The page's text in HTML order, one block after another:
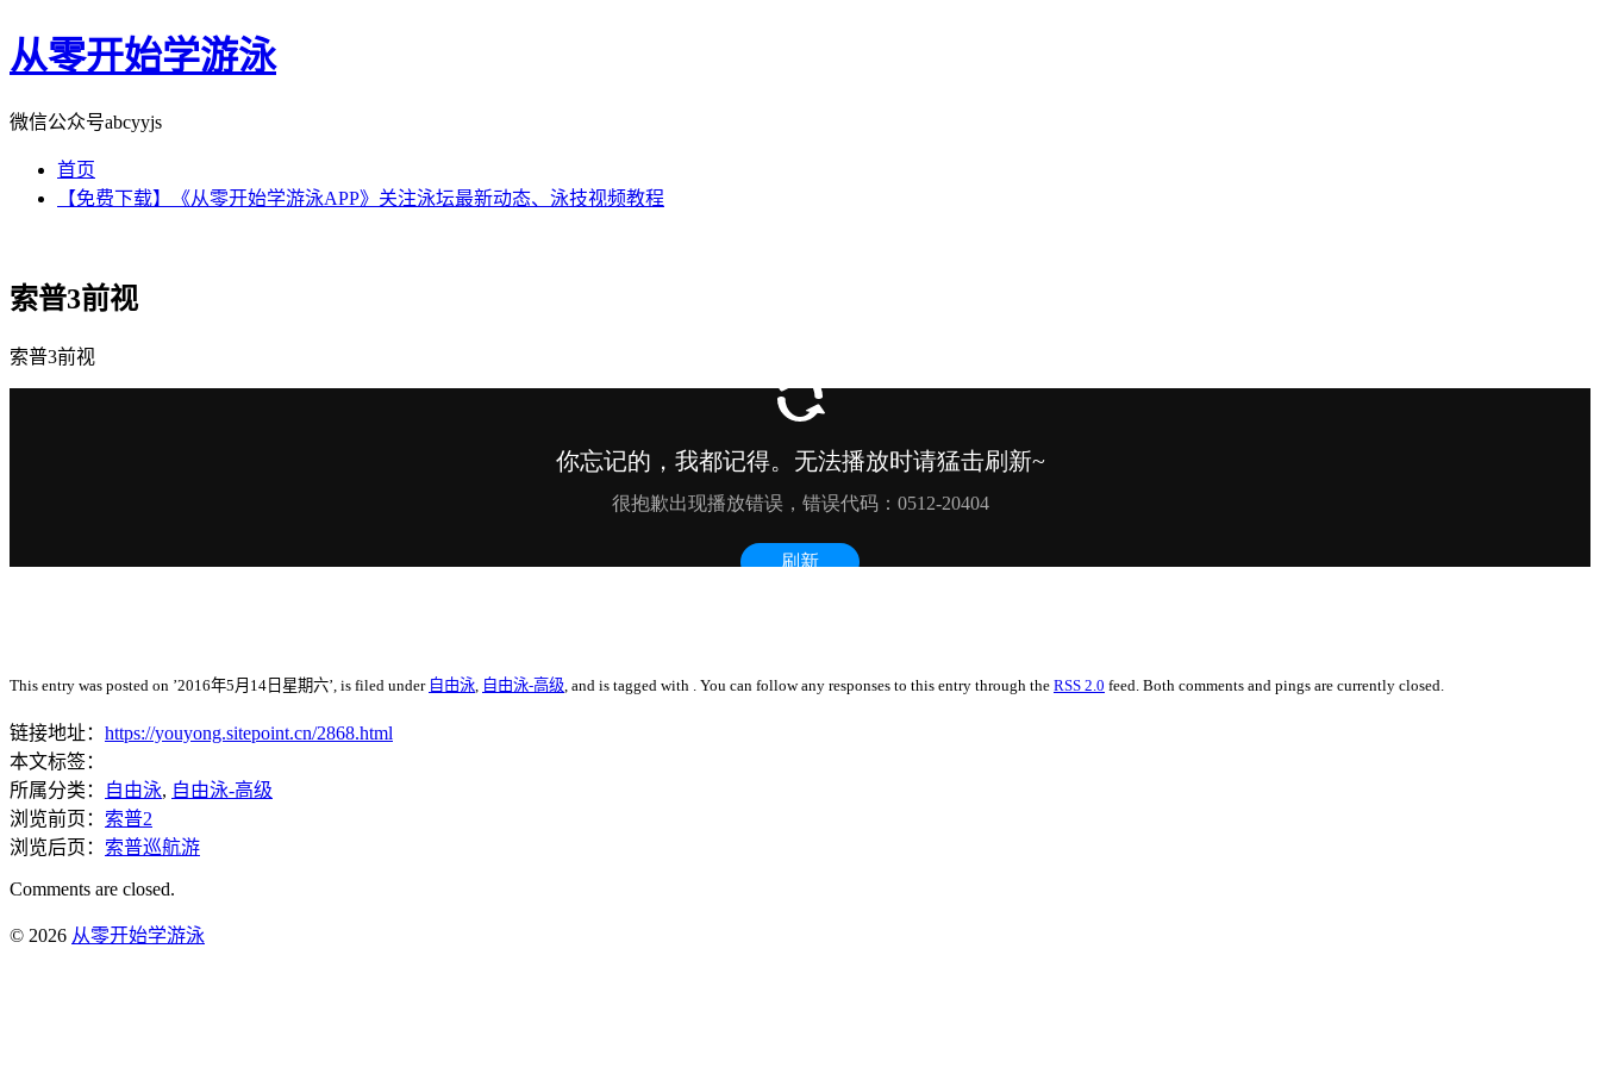
从零开始学游泳
微信公众号abcyyjs
首页
【免费下载】《从零开始学游泳APP》关注泳坛最新动态、泳技视频教程
索普3前视
索普3前视
This entry was posted on ’2016年5月14日星期六’, is filed under 自由泳 自由泳-高级 , and is tagged with . You can follow any responses to this entry through the RSS 2.0 feed. Both comments and pings are currently closed.
链接地址： https://youyong.sitepoint.cn/2868.html
本文标签：
所属分类：
自由泳, 自由泳-高级
浏览前页： 索普2
浏览后页： 索普巡航游
Comments are closed.
© 2026 从零开始学游泳